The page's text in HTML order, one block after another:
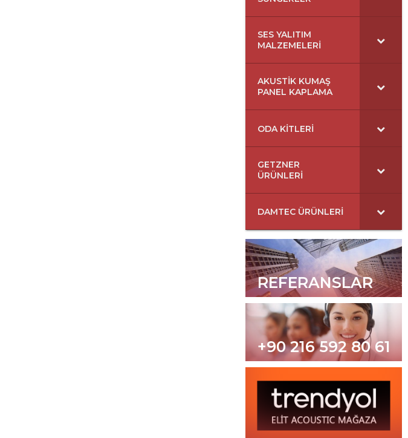
SES YALITIM
MALZEMELERI
AKUSTIK KUMAŞ
PANEL KAPLAMA
ODA KITLERI
GETZNER
ÜRÜNLERI
DAMTEC ÜRÜNLERI
REFERANSLAR
+90 216 592 80 61